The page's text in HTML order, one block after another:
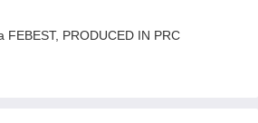
PRODUCED IN PRC